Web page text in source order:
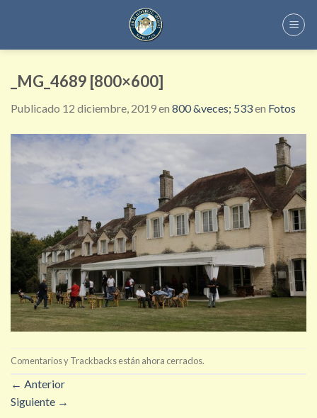
_MG_4689 [800×600]
Publicado 12 diciembre, 2019en 800 &veces; 533en Fotos
Comentarios y Trackbacks están ahora cerrados.
← Anterior
Siguiente →